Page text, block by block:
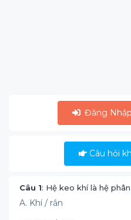
Đăng Nhập
Câu hỏi
Câu 1: Hệ keo khí là hệ
A. Khí / rắn